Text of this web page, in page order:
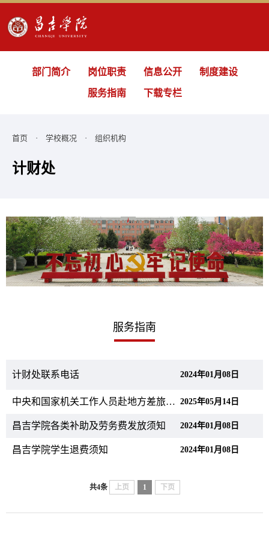
部门简介 岗位职责 信息公开 制度建设
服务指南 下载专栏
首页 · 学校概况 · 组织机构
计财处
服务指南
2024年01月08日
计财处联系电话
2025年05月14日
中央和国家机关工作人员赴地方差旅住宿费标准明细表
2024年01月08日
昌吉学院各类补助及劳务费发放须知
2024年01月08日
昌吉学院学生退费须知
共4条 上页 1 下页